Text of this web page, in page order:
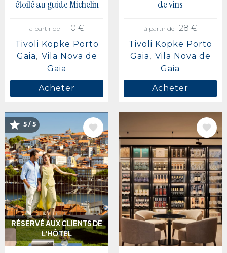
étoilé au guide Michelin
à partir de 110 €
Tivoli Kopke Porto
Gaia
Vila Nova de
Gaia
Acheter
de vins
à partir de
28 €
Tivoli Kopke Porto
Gaia
Vila Nova de
Gaia
Acheter
RÉSERVÉ AUX CLIENTS DE
L'HÔTEL
IMAGE
5 / 5 IMAGE